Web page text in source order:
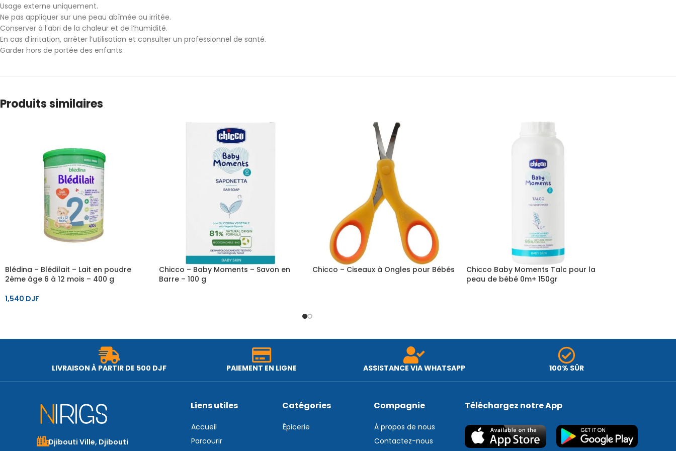
Usage externe uniquement.
Ne pas appliquer sur une peau abîmée ou irritée.
Conserver à l’abri de la chaleur et de l’humidité.
En cas d’irritation, arrêter l’utilisation et consulter un professionnel de santé.
Garder hors de portée des enfants.
Produits similaires
Blédina – Blédilait – Lait en poudre
2ème âge 6 à 12 mois – 400 g
1,540 DJF
Chicco – Baby Moments – Savon en
Barre – 100 g
Chicco – Ciseaux à Ongles pour Bébés
Chicco Baby Moments Talc pour la
peau de bébé 0m+ 150gr
LIVRAISON À PARTIR DE 500 DJF PAIEMENT EN LIGNE ASSISTANCE VIA WHATSAPP 100% SÛR
Djibouti Ville, Djibouti
Liens utiles
Accueil
Parcourir
Catégories
Épicerie
Compagnie
À propos de nous
Contactez-nous
Téléchargez notre App